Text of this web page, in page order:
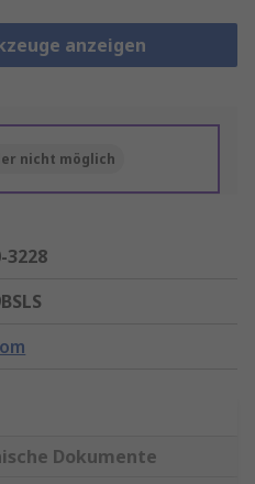
anzeigen
nicht möglich
3228
Dokumente